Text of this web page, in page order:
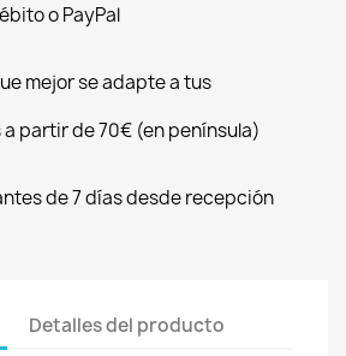
o PayPal
mejor se adapte a tus
partir de 70€ (en península)
de 7 días desde recepción
Detalles del producto